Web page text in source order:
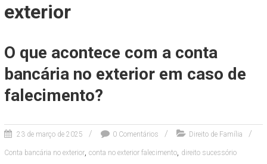
exterior
O que acontece com a conta
bancária no exterior em caso de
falecimento?
23 de março de 2025 0 Comentários Direito de Família
Conta bancária no exterior, conta no exterior falecimento, direito sucessório